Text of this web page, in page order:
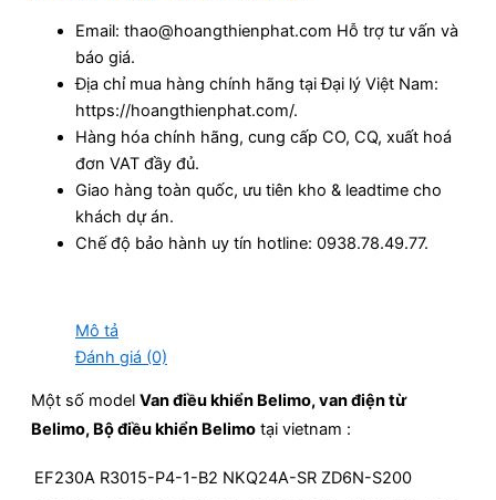
Email: thao@hoangthienphat.com Hỗ trợ tư vấn và
báo giá.
Địa chỉ mua hàng chính hãng tại Đại lý Việt Nam:
https://hoangthienphat.com/.
Hàng hóa chính hãng, cung cấp CO, CQ, xuất hoá
đơn VAT đầy đủ.
Giao hàng toàn quốc, ưu tiên kho & leadtime cho
khách dự án.
Chế độ bảo hành uy tín hotline: 0938.78.49.77.
Mô tả
Đánh giá (0)
Một số model Van điều khiển Belimo, van điện từ
Belimo, Bộ điều khiển Belimo tại vietnam :
EF230A R3015-P4-1-B2 NKQ24A-SR ZD6N-S200